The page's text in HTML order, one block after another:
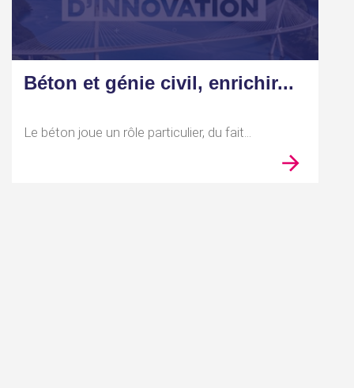
Béton et génie civil, enrichir...
Le béton joue un rôle particulier, du fait...